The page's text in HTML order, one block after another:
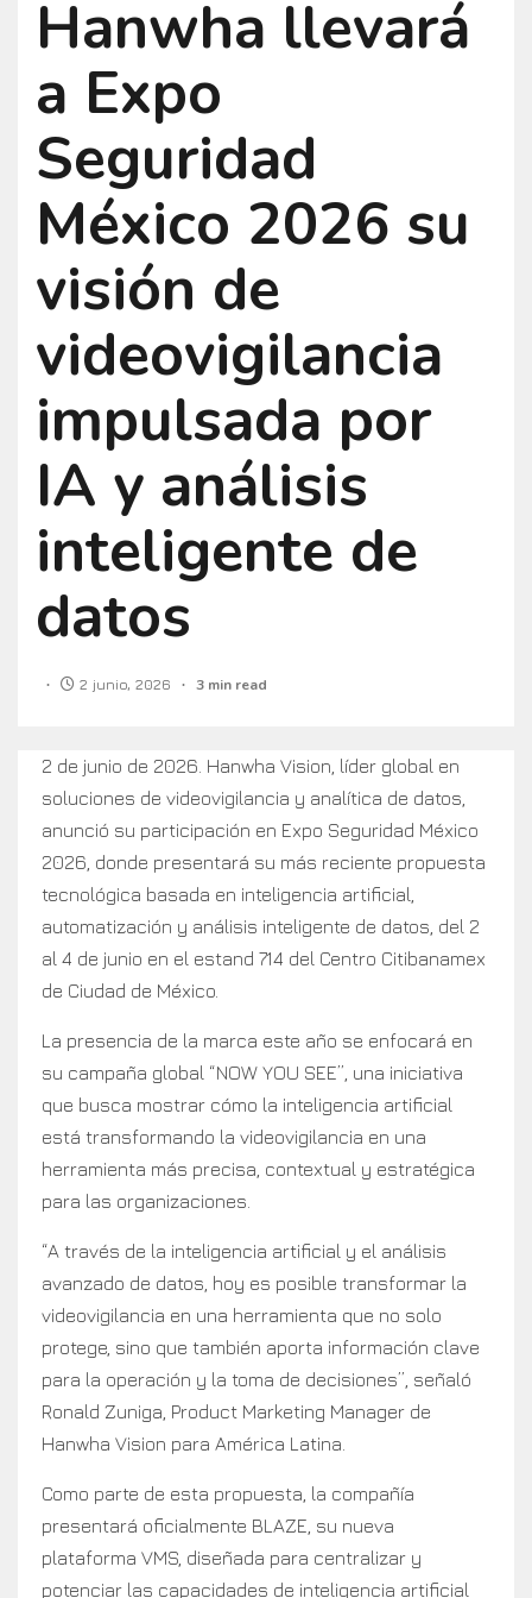
Hanwha llevará
a Expo
Seguridad
México 2026 su
visión de
videovigilancia
impulsada por
IA y análisis
inteligente de
datos
2 junio, 2026 3 min read
2 de junio de 2026. Hanwha Vision, líder global en
soluciones de videovigilancia y analítica de datos,
anunció su participación en Expo Seguridad México
2026, donde presentará su más reciente propuesta
tecnológica basada en inteligencia artificial,
automatización y análisis inteligente de datos, del 2
al 4 de junio en el estand 714 del Centro Citibanamex
de Ciudad de México.
La presencia de la marca este año se enfocará en
su campaña global “NOW YOU SEE”, una iniciativa
que busca mostrar cómo la inteligencia artificial
está transformando la videovigilancia en una
herramienta más precisa, contextual y estratégica
para las organizaciones.
“A través de la inteligencia artificial y el análisis
avanzado de datos, hoy es posible transformar la
videovigilancia en una herramienta que no solo
protege, sino que también aporta información clave
para la operación y la toma de decisiones”, señaló
Ronald Zuniga, Product Marketing Manager de
Hanwha Vision para América Latina.
Como parte de esta propuesta, la compañía
presentará oficialmente BLAZE, su nueva
plataforma VMS, diseñada para centralizar y
potenciar las capacidades de inteligencia artificial